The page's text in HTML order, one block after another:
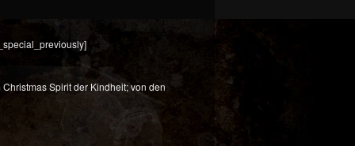
Spirit der Kindheit; von den